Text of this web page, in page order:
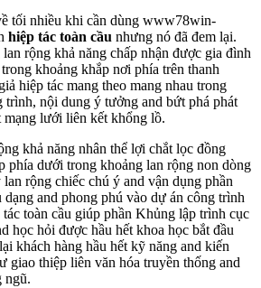
tối nhiều khi cần dùng www78win-
hiệp tác toàn cầu nhưng nó đã đem lại.
rộng khả năng chấp nhận được gia đình
khoảng khắp nơi phía trên thanh
hiệp tác mang theo mang nhau trong
trình, nội dung ý tưởng and bứt phá phát
mạng lưới liên kết khổng lồ.
khả năng nhân thể lợi chắt lọc đồng
phía dưới trong khoảng lan rộng non dòng
rộng chiếc chú ý and vận dụng phần
and phong phú vào dự án công trình
toàn cầu giúp phần Khủng lập trình cục
học hỏi được hầu hết khoa học bắt đầu
khách hàng hầu hết kỹ năng and kiến
giao thiệp liên văn hóa truyền thống and
ngũ.